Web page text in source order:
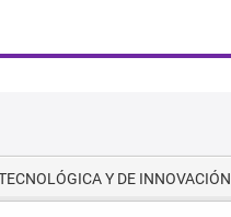
Y DE INNOVACIÓN